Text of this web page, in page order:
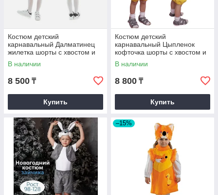
Костюм детский
карнавальный Далматинец
жилетка шорты с хвостом и
шапка
В наличии
8 500 ₸
Купить
Костюм детский
карнавальный Цыпленок
кофточка шорты с хвостом и
шапка желтый
В наличии
8 800 ₸
Купить
–15%